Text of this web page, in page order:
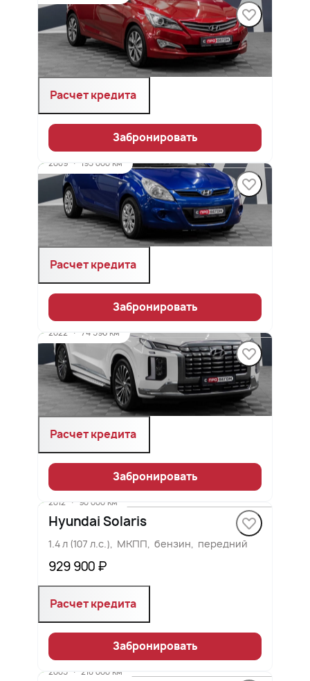
Hyundai Solaris
1.6 л (123 л.с.), АКПП, бензин, передний
1 139 900 ₽
Расчет кредита
Забронировать
2009 · 193 000 км
Hyundai i20
1.4 л (100 л.с.), АКПП, бензин, передний
749 900 ₽
Расчет кредита
Забронировать
2022 · 74 596 км
Hyundai Palisade
2.2 л (200 л.с.), АКПП, дизель, полный
5 749 900 ₽
Расчет кредита
Забронировать
2012 · 90 000 км
Hyundai Solaris
1.4 л (107 л.с.), МКПП, бензин, передний
929 900 ₽
Расчет кредита
Забронировать
2005 · 218 000 км